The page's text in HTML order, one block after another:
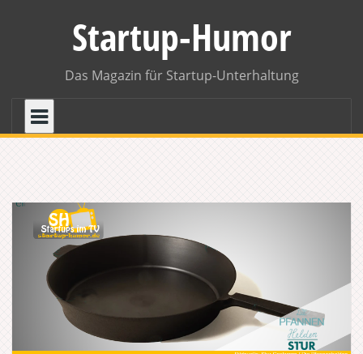
Startup-Humor
Das Magazin für Startup-Unterhaltung